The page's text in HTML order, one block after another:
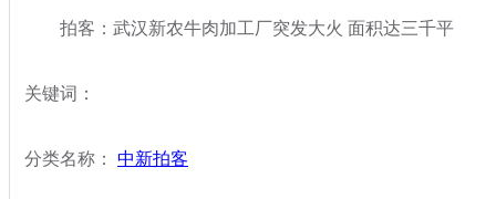
拍客：武汉新农牛肉加工厂突发大火 面积达三千平
关键词：
分类名称： 中新拍客